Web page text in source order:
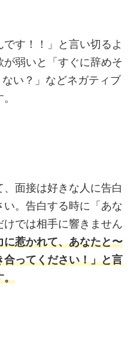
です！！」と言い切るよ
弱いと「すぐに辞めそ
い？」などネガティブ
面接は好きな人に告白
。告白する時に「あな
では相手に響きません
惹かれて、あなたと〜
ってください！」と言
。